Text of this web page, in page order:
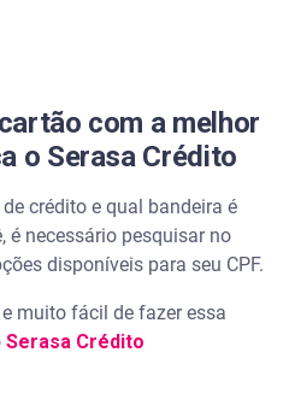
com a melhor
o Serasa Crédito
crédito e qual bandeira é
é necessário pesquisar no
disponíveis para seu CPF.
muito fácil de fazer essa
Serasa Crédito